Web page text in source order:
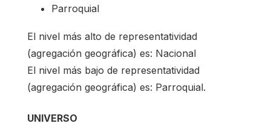
Parroquial
El nivel más alto de representatividad
(agregación geográfica) es: Nacional
El nivel más bajo de representatividad
(agregación geográfica) es: Parroquial.
UNIVERSO